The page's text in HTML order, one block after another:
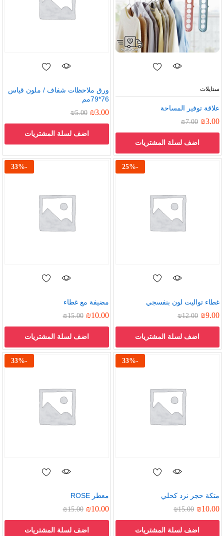
ستايلات
علاقة توفير المساحة
₪3.00
₪7.00
اضف لسلة المشتريات
ورق ملاحظات شفاف / ملون قياس
76*79مم
₪3.00
₪5.00
اضف لسلة المشتريات
-
25%
غطاء تواليت لون بنفسجي
₪9.00
₪12.00
اضف لسلة المشتريات
-
33%
مضيفة مع غطاء
₪10.00
₪15.00
اضف لسلة المشتريات
-
33%
متكة حجر نرد كحلي
₪10.00
₪15.00
اضف لسلة المشتريات
-
33%
معطر ROSE
₪10.00
₪15.00
اضف لسلة المشتريات